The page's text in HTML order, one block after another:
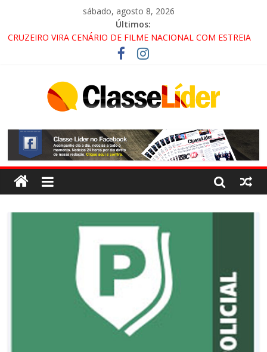
sábado, agosto 8, 2026
Últimos:
CRUZEIRO VIRA CENÁRIO DE FILME NACIONAL COM ESTREIA
PROMOTOR DO GAECO
ACESSO À APARECIDA NA DUTRA SERÁ BLOQUEADO NO FIM
ALTERNATIVAS
LORENA, PINDAMONHANGABA E QUELUZ NA RETA FINAL
PELA FÁBRICA DA COCA-COLA!